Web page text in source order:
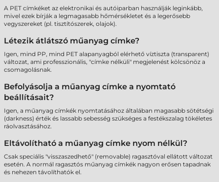
A PET címkéket az elektronikai és autóiparban használják leginkább,
mivel ezek bírják a legmagasabb hőmérsékletet és a legerősebb
vegyszereket (pl. tisztítószerek, olajok).
Létezik átlátszó műanyag címke?
Igen, mind PP, mind PET alapanyagból elérhető víztiszta (transparent)
változat, ami professzionális, "címke nélküli" megjelenést kölcsönöz a
csomagolásnak.
Befolyásolja a műanyag címke a nyomtató
beállításait?
Igen, a műanyag címkék nyomtatásához általában magasabb sötétségi
(darkness) érték és lassabb sebesség szükséges a festékszalag tökéletes
ráolvasztásához.
Eltávolítható a műanyag címke nyom nélkül?
Csak speciális "visszaszedhető" (removable) ragasztóval ellátott változat
esetén. A normál ragasztós műanyag címkék nagyon erősen tapadnak
és nehezen távolíthatók el.